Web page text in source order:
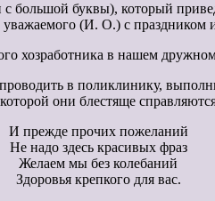
буквы), который
(И. О.) с праздником
хозработника в нашем
в поликлинику,
они блестяще
И прежде прочих пожеланий
Не надо здесь красивых фраз
Желаем мы без колебаний
Здоровья крепкого для вас.